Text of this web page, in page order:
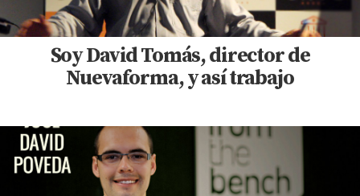
Soy David Tomás, director de
Nuevaforma, y así trabajo